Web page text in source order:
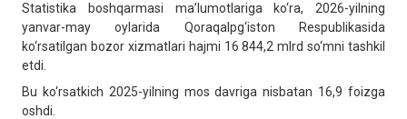
Statistika boshqarmasi ma’lumotlariga ko‘ra, 2026-yilning
yanvar-may oylarida Qoraqalpg‘iston Respublikasida
ko‘rsatilgan bozor xizmatlari hajmi 16 844,2 mlrd so‘mni tashkil
etdi.
Bu ko‘rsatkich 2025-yilning mos davriga nisbatan 16,9 foizga
oshdi.